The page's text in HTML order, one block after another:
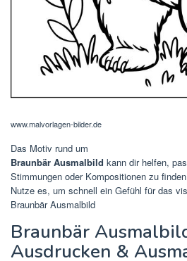
www.malvorlagen-bilder.de
Das Motiv rund um
Braunbär Ausmalbild kann dir helfen,
Stimmungen oder Kompositionen zu
Nutze es, um schnell ein Gefühl für das
Braunbär Ausmalbild
Braunbär
Ausdrucken &